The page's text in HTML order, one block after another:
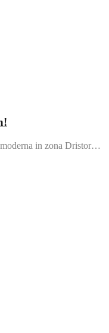
in zona Dristor…